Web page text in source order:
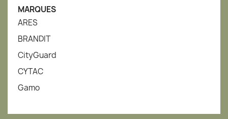
MARQUES
ARES
BRANDIT
CityGuard
CYTAC
Gamo